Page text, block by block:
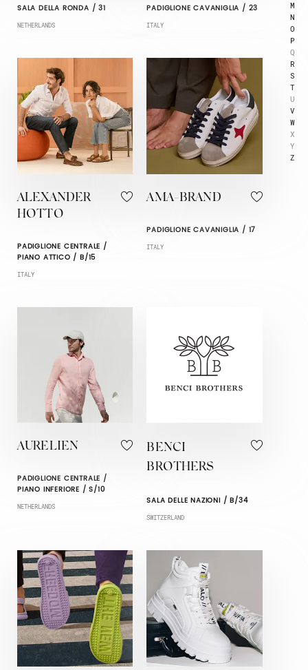
M
N
O
P
Q
R
S
T
U
V
W
X
Y
Z
SALA DELLA RONDA / 31
NETHERLANDS
PADIGLIONE CAVANIGLIA / 23
ITALY
ALEXANDER
HOTTO
PADIGLIONE CENTRALE /
PIANO ATTICO / B/15
ITALY
AMA-BRAND
PADIGLIONE CAVANIGLIA / 17
ITALY
AURELIEN
PADIGLIONE CENTRALE /
PIANO INFERIORE / S/10
NETHERLANDS
BENCI
BROTHERS
SALA DELLE NAZIONI / B/34
SWITZERLAND